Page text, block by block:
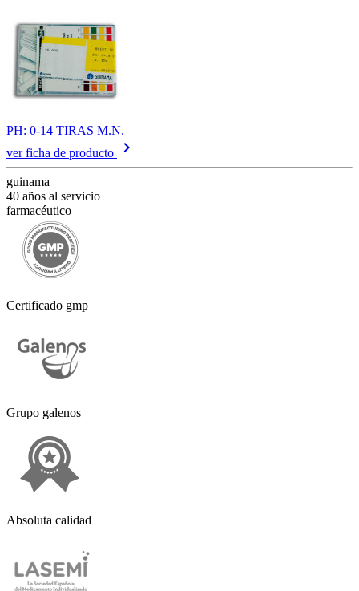
PH: 0-14 TIRAS M.N.
ver ficha de producto
keyboard_arrow_right
guinama
40 años al servicio
farmacéutico
Certificado gmp
Grupo galenos
Absoluta calidad